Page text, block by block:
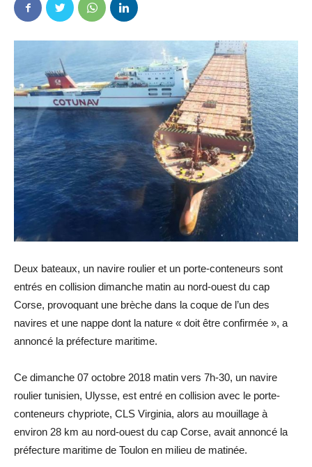
Deux bateaux, un navire roulier et un porte-conteneurs sont
entrés en collision dimanche matin au nord-ouest du cap
Corse, provoquant une brèche dans la coque de l’un des
navires et une nappe dont la nature « doit être confirmée », a
annoncé la préfecture maritime.
Ce dimanche 07 octobre 2018 matin vers 7h-30, un navire
roulier tunisien, Ulysse, est entré en collision avec le porte-
conteneurs chypriote, CLS Virginia, alors au mouillage à
environ 28 km au nord-ouest du cap Corse, avait annoncé la
préfecture maritime de Toulon en milieu de matinée.